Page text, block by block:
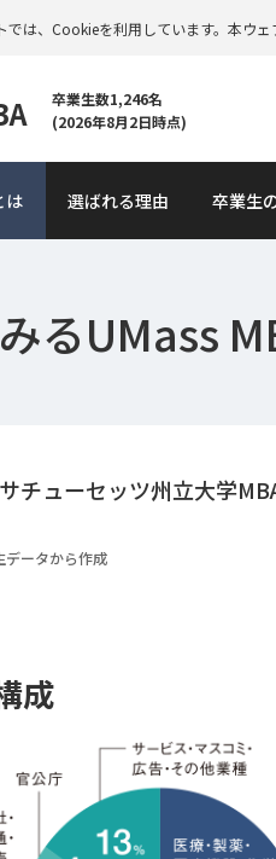
では、Cookieを利用しています。本ウェ
卒業生数1,246名
(2026年8月2日時点)
は 選ばれる理由 卒業生
るUMass
チューセッツ州立大学
データから作成
成